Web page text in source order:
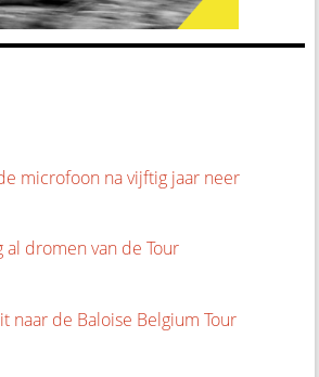
microfoon na vijftig jaar neer
al dromen van de Tour
naar de Baloise Belgium Tour